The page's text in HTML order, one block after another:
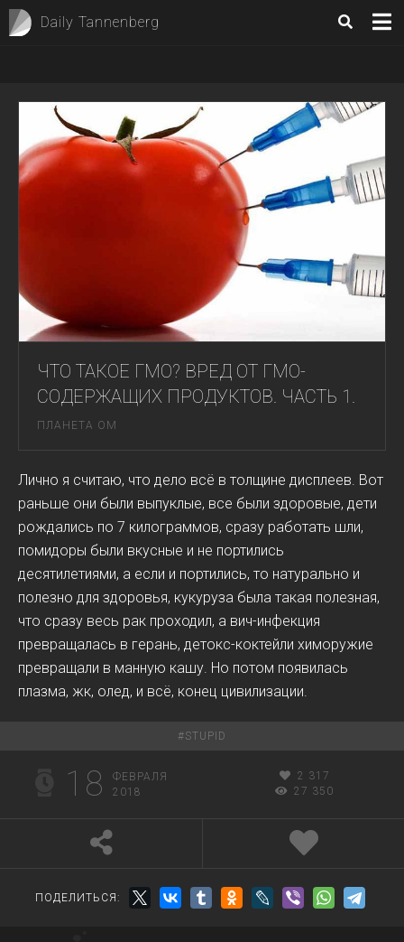
Daily Tannenberg
ЧТО ТАКОЕ ГМО? ВРЕД ОТ ГМО-
СОДЕРЖАЩИХ ПРОДУКТОВ. ЧАСТЬ 1.
ПЛАНЕТА ОМ
Лично я считаю, что дело всё в толщине дисплеев. Вот
раньше они были выпуклые, все были здоровые, дети
рождались по 7 килограммов, сразу работать шли,
помидоры были вкусные и не портились
десятилетиями, а если и портились, то натурально и
полезно для здоровья, кукуруза была такая полезная,
что сразу весь рак проходил, а вич-инфекция
превращалась в герань, детокс-коктейли химоружие
превращали в манную кашу. Но потом появилась
плазма, жк, олед, и всё, конец цивилизации.
#STUPID
18
ФЕВРАЛЯ
2018
2 317
27 350
ПОДЕЛИТЬСЯ: